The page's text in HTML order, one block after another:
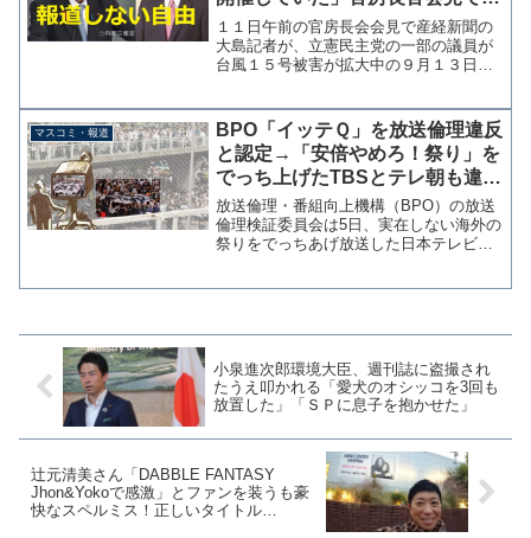
問→全社が沈黙
１１日午前の官房長会会見で産経新聞の
大島記者が、立憲民主党の一部の議員が
台風１５号被害が拡大中の９月１３日に
長官は「野党議員の行動ひとつひとつに
コメントすることは政府と...
マスコミ・報道
BPO「イッテＱ」を放送倫理違反
と認定→「安倍やめろ！祭り」を
でっち上げたTBSとテレ朝も違反
認定では？
放送倫理・番組向上機構（BPO）の放送
倫理検証委員会は5日、実在しない海外の
祭りをでっちあげ放送した日本テレビ
小泉進次郎環境大臣、週刊誌に盗撮され
たうえ叩かれる「愛犬のオシッコを3回も
放置した」「ＳＰに息子を抱かせた」
辻元清美さん「DABBLE FANTASY
Jhon&Yokoで感激」とファンを装うも豪
快なスペルミス！正しいタイトル